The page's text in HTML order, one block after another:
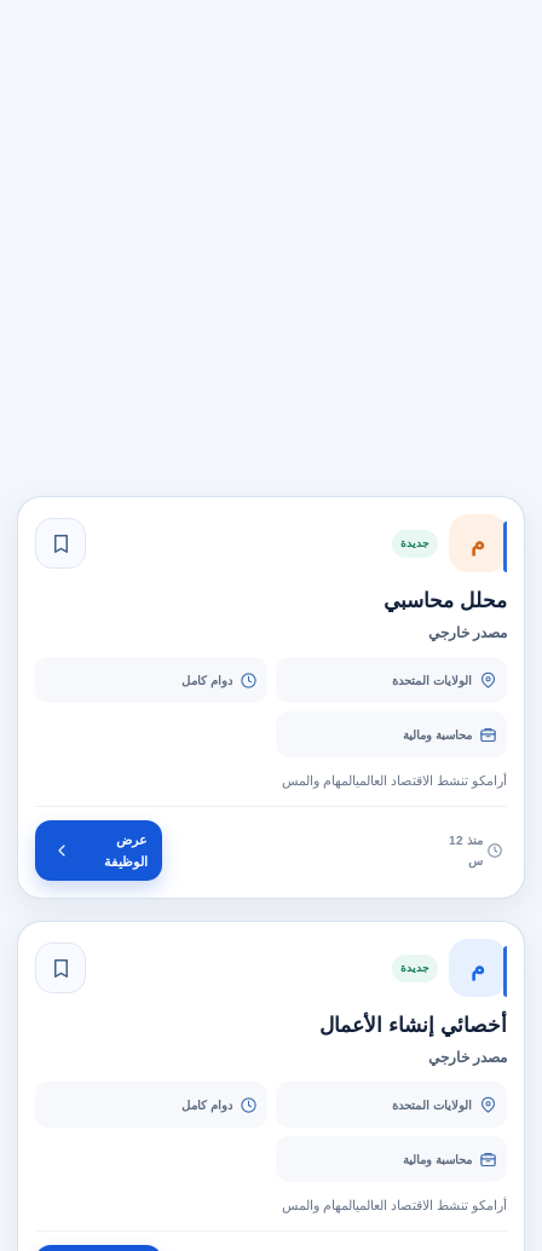
م جديدة
محلل محاسبي
مصدر خارجي
الولايات المتحدة دوام كامل
محاسبة ومالية
أرامكو تنشط الاقتصاد العالميالمهام والمس
منذ 12
س
عرض
الوظيفة
م جديدة
أخصائي إنشاء الأعمال
مصدر خارجي
الولايات المتحدة دوام كامل
محاسبة ومالية
أرامكو تنشط الاقتصاد العالميالمهام والمس